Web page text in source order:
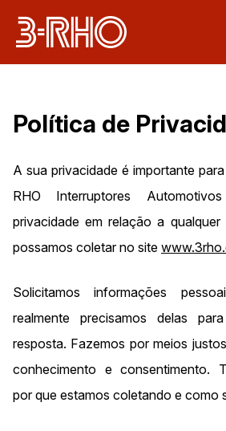
Política de
A sua privacidade é importante
RHO Interruptores
privacidade em relação a
possamos coletar no site
Solicitamos informações
realmente precisamos delas
resposta. Fazemos por meios
conhecimento e consentimento.
por que estamos coletando e como